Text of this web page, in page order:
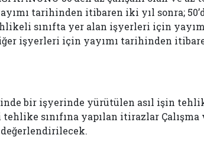
tarihinden itibaren iki yıl sonra;
sınıfta yer alan işyerleri için
işyerleri için yayımı tarihinden
bir işyerinde yürütülen asıl işin
sınıfına yapılan itirazlar Çalışma